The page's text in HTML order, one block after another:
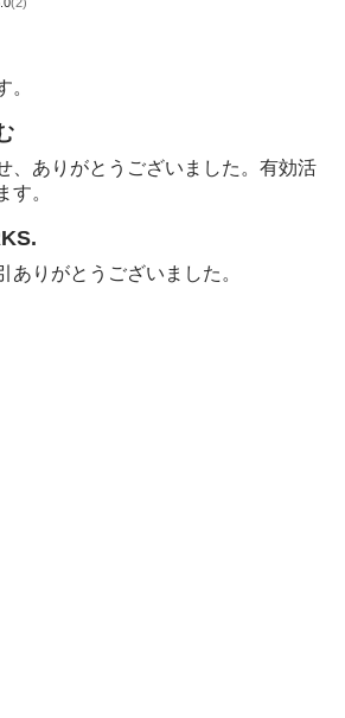
。
、ありがとうございました。有効活
す。
ありがとうございました。